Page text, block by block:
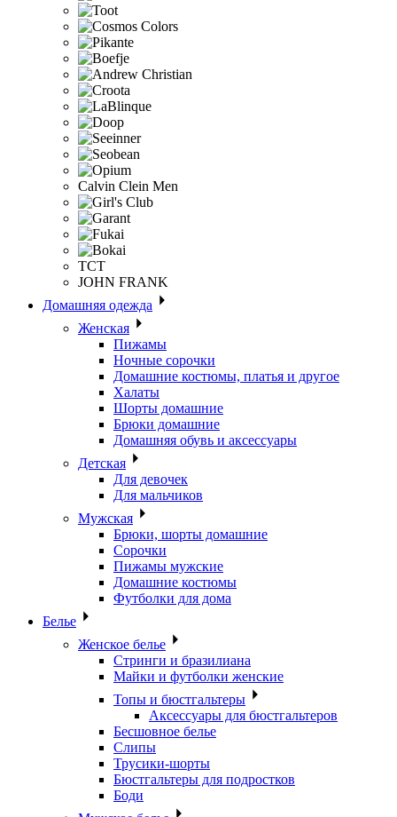
Calvin Clein Men
ТСТ
JOHN FRANK
Домашняя одежда
Женская
Пижамы
Ночные сорочки
Домашние костюмы, платья и другое
Халаты
Шорты домашние
Брюки домашние
Домашняя обувь и аксессуары
Детская
Для девочек
Для мальчиков
Мужская
Брюки, шорты домашние
Сорочки
Пижамы мужские
Домашние костюмы
Футболки для дома
Белье
Женское белье
Стринги и бразилиана
Майки и футболки женские
Топы и бюстгальтеры
Аксессуары для бюстгальтеров
Бесшовное белье
Слипы
Трусики-шорты
Бюстгальтеры для подростков
Боди